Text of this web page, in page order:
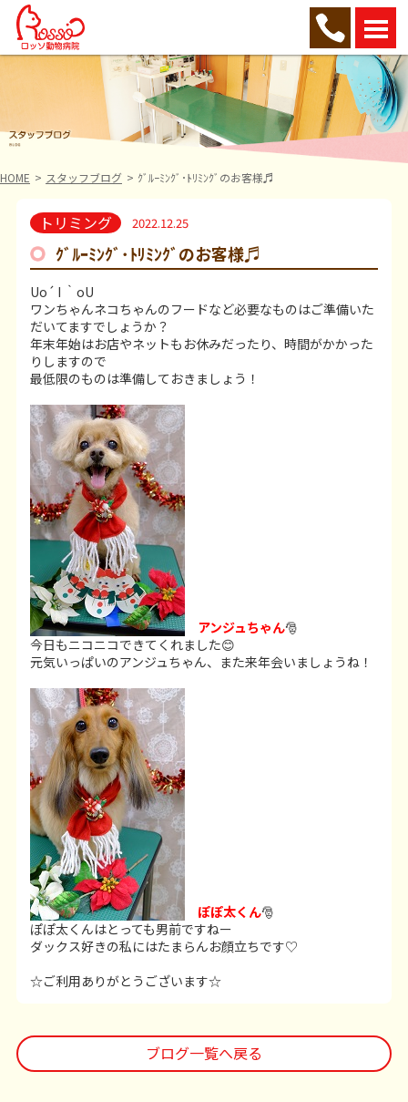
HOME スタッフブログ ｸﾞﾙｰﾐﾝｸﾞ･ﾄﾘﾐﾝｸﾞのお客様♬
トリミング 2022.12.25
ｸﾞﾙｰﾐﾝｸﾞ･ﾄﾘﾐﾝｸﾞのお客様♬
Uo´ I ｀oU
ワンちゃんネコちゃんのフードなど必要なものはご準備いた
だいてますでしょうか？
年末年始はお店やネットもお休みだったり、時間がかかった
りしますので
最低限のものは準備しておきましょう！
アンジュちゃん🎅
今日もニコニコできてくれました😊
元気いっぱいのアンジュちゃん、また来年会いましょうね！
ぽぽ太くん🎅
ぽぽ太くんはとっても男前ですねー
ダックス好きの私にはたまらんお顔立ちです♡
☆ご利用ありがとうございます☆
ブログ一覧へ戻る